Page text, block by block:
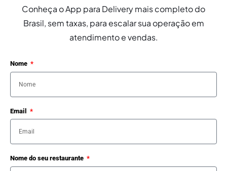
Conheça o App para Delivery mais completo do
Brasil, sem taxas, para escalar sua operação em
atendimento e vendas.
Nome
Email
Nome do seu restaurante